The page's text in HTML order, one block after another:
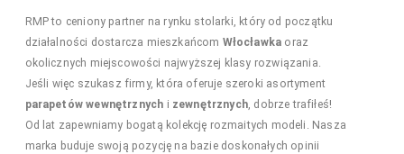
RMP to ceniony partner na rynku stolarki, który od początku
działalności dostarcza mieszkańcom Włocławka oraz
okolicznych miejscowości najwyższej klasy rozwiązania.
Jeśli więc szukasz firmy, która oferuje szeroki asortyment
parapetów wewnętrznych i zewnętrznych, dobrze trafiłeś!
Od lat zapewniamy bogatą kolekcję rozmaitych modeli. Nasza
marka buduje swoją pozycję na bazie doskonałych opinii